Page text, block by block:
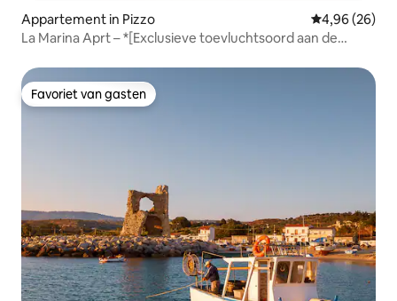
Appartement in Pizzo Gemiddelde
4,96 (26)
La Marina Aprt – *[Exclusieve toevluchtsoord aan de
Favoriet van gasten
Favoriet van gasten